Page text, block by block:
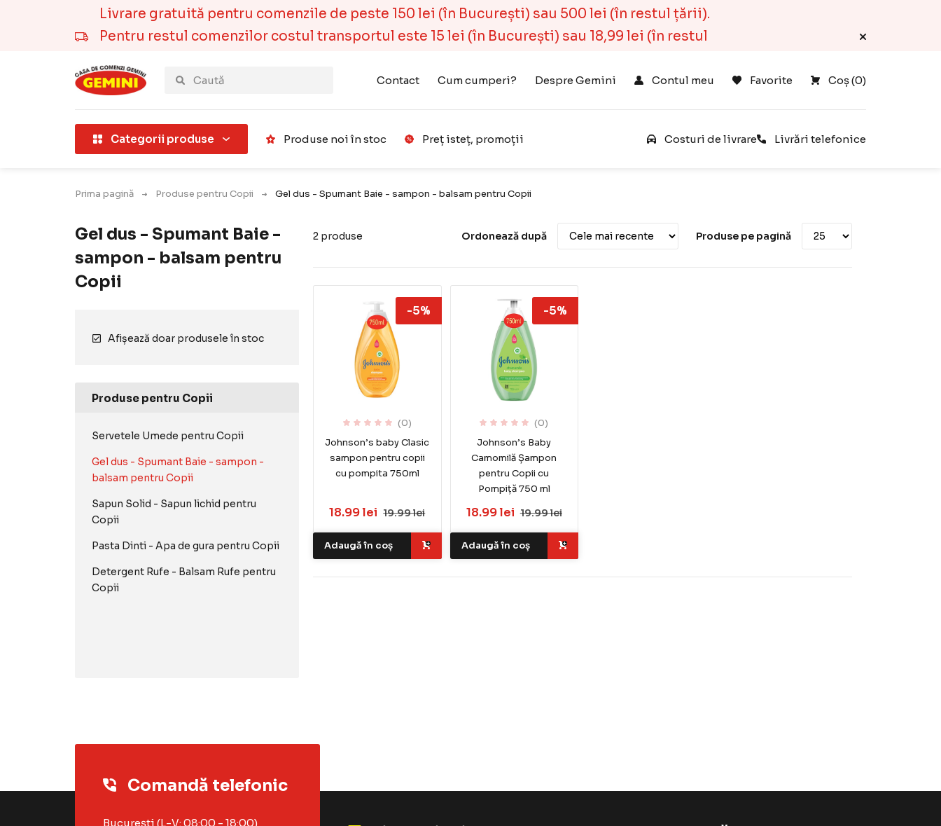
Livrare gratuită pentru comenzile de peste 150 lei (în București) sau 500 lei (în restul țării).
Pentru restul comenzilor costul transportul este 15 lei (în București) sau 18,99 lei (în restul
Contact Cum cumperi? Despre Gemini Contul meu Coș (0)
Favorite
Categorii produse Produse noi în stoc Preț isteț, promoții Costuri de livrare Livrări telefonice
Prima pagină Produse pentru Copii Gel dus - Spumant Baie - sampon - balsam pentru Copii
Gel dus - Spumant Baie -
sampon - balsam pentru
Copii
Afișează doar produsele în stoc
Produse pentru Copii
Servetele Umede pentru Copii
Gel dus - Spumant Baie - sampon -
balsam pentru Copii
Sapun Solid - Sapun lichid pentru
Copii
Pasta Dinti - Apa de gura pentru Copii
Detergent Rufe - Balsam Rufe pentru
Copii
2 produse Ordonează după Produse pe pagină
(0)
Johnson’s baby Clasic
sampon pentru copii
cu pompita 750ml
18.99 lei 19.99 lei
-5%
Adaugă în coș
(0)
Johnson’s Baby
Camomilă Șampon
pentru Copii cu
Pompiță 750 ml
18.99 lei 19.99 lei
-5%
Adaugă în coș
Comandă telefonic
București (L-V: 08:00 - 18:00)